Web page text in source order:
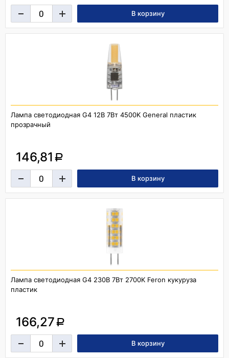
Лампа светодиодная G4 12В 7Вт 4500K General пластик
прозрачный
146,81 a
Лампа светодиодная G4 230В 7Вт 2700K Feron кукуруза
пластик
166,27 a